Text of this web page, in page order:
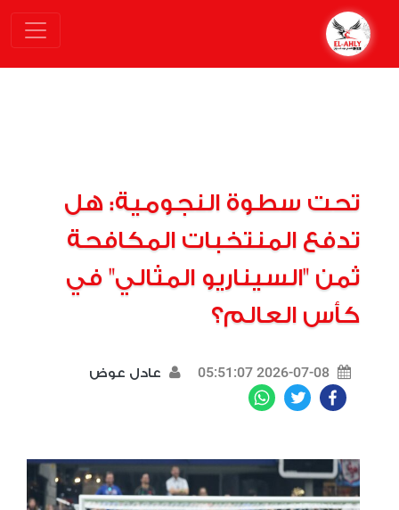
تحت سطوة النجومية: هل
تدفع المنتخبات المكافحة
ثمن "السيناريو المثالي" في
كأس العالم؟
2026-07-08 05:51:07 عادل عوض
Facebook
Twitter